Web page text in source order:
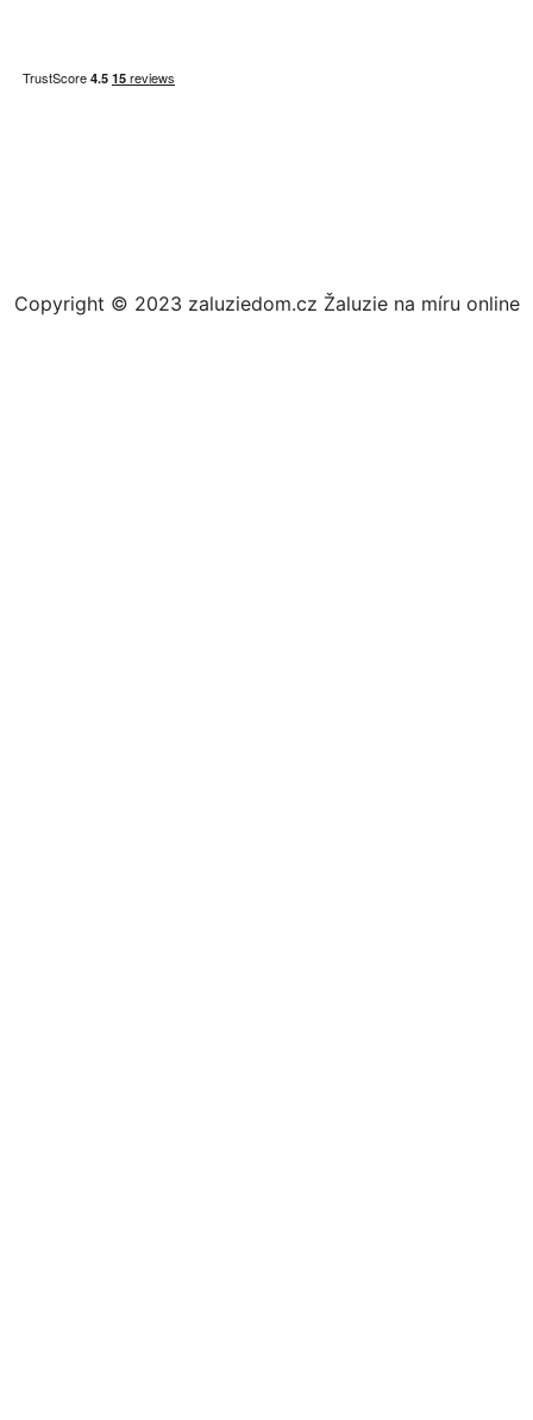
Copyright © 2023 zaluziedom.cz Žaluzie na míru online